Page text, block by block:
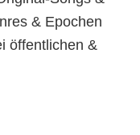
& Epochen
öffentlichen &